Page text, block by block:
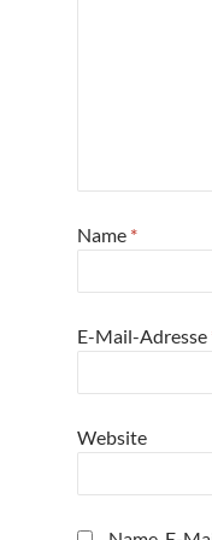
Name *
E-Mail-Adresse
Website